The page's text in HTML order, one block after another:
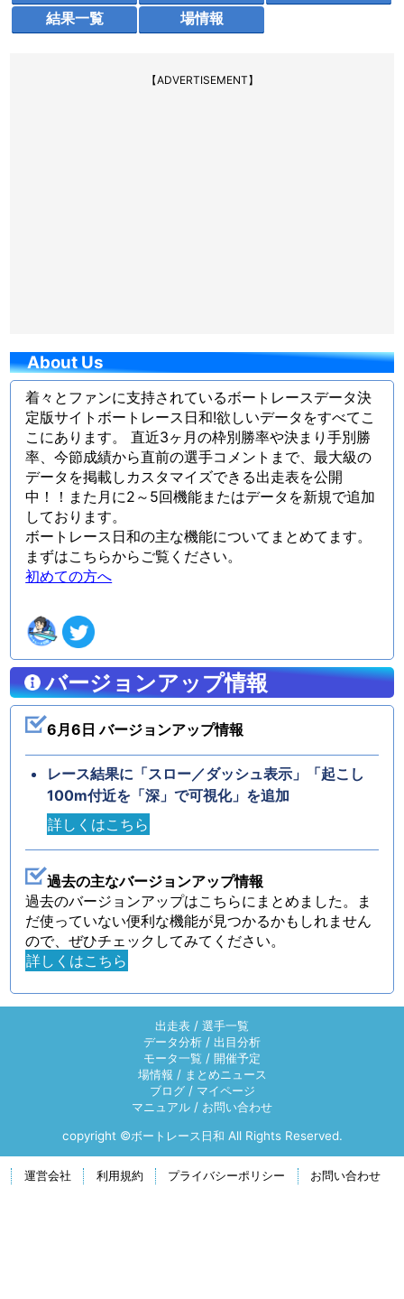
結果一覧
場情報
【ADVERTISEMENT】
About Us
着々とファンに支持されているボートレースデータ決
定版サイトボートレース日和!欲しいデータをすべてこ
こにあります。 直近3ヶ月の枠別勝率や決まり手別勝
率、今節成績から直前の選手コメントまで、最大級の
データを掲載しカスタマイズできる出走表を公開
中！！また月に2～5回機能またはデータを新規で追加
しております。
ボートレース日和の主な機能についてまとめてます。
まずはこちらからご覧ください。
初めての方へ
バージョンアップ情報
6月6日 バージョンアップ情報
レース結果に「スロー／ダッシュ表示」「起こし
100m付近を「深」で可視化」を追加
詳しくはこちら
過去の主なバージョンアップ情報
過去のバージョンアップはこちらにまとめました。ま
だ使っていない便利な機能が見つかるかもしれません
ので、ぜひチェックしてみてください。
詳しくはこちら
出走表 / 選手一覧
データ分析 / 出目分析
モータ一覧 / 開催予定
場情報 / まとめニュース
ブログ/ マイページ
マニュアル / お問い合わせ
copyright ©ボートレース日和 All Rights Reserved.
運営会社 利用規約 プライバシーポリシー お問い合わせ